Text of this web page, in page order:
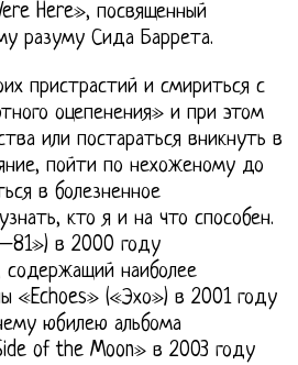
Here», посвященный
разуму Сида Баррета.
пристрастий и смириться с
оцепенения» и при этом
или постараться вникнуть в
пойти по нехоженому до
в болезненное
кто я и на что способен.
в 2000 году
содержащий наиболее
«Echoes» («Эхо») в 2001 году
юбилею альбома
of the Moon» в 2003 году